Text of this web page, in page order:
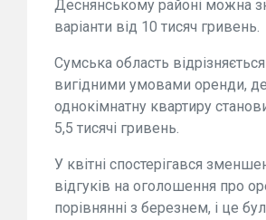
Деснянському районі можна
варіанти від 10 тисяч гривень.
Сумська область
вигідними умовами оренди,
однокімнатну квартиру
5,5 тисячі гривень.
У квітні спостерігався
відгуків на оголошення про
порівнянні з березнем, і це